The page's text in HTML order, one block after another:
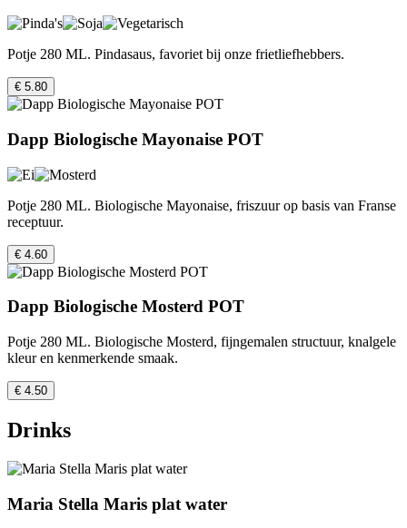
Potje 280 ML. Pindasaus, favoriet bij onze frietliefhebbers.
€ 5.80
Dapp Biologische Mayonaise POT
Potje 280 ML. Biologische Mayonaise, friszuur op basis van Franse
receptuur.
€ 4.60
Dapp Biologische Mosterd POT
Potje 280 ML. Biologische Mosterd, fijngemalen structuur, knalgele
kleur en kenmerkende smaak.
€ 4.50
Drinks
Maria Stella Maris plat water